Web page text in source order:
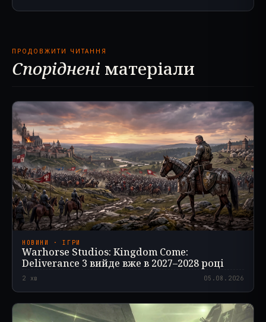
ПРОДОВЖИТИ ЧИТАННЯ
Споріднені матеріали
НОВИНИ · ІГРИ
Warhorse Studios: Kingdom Come:
Deliverance 3 вийде вже в 2027–2028 році
2 хв 05.08.2026